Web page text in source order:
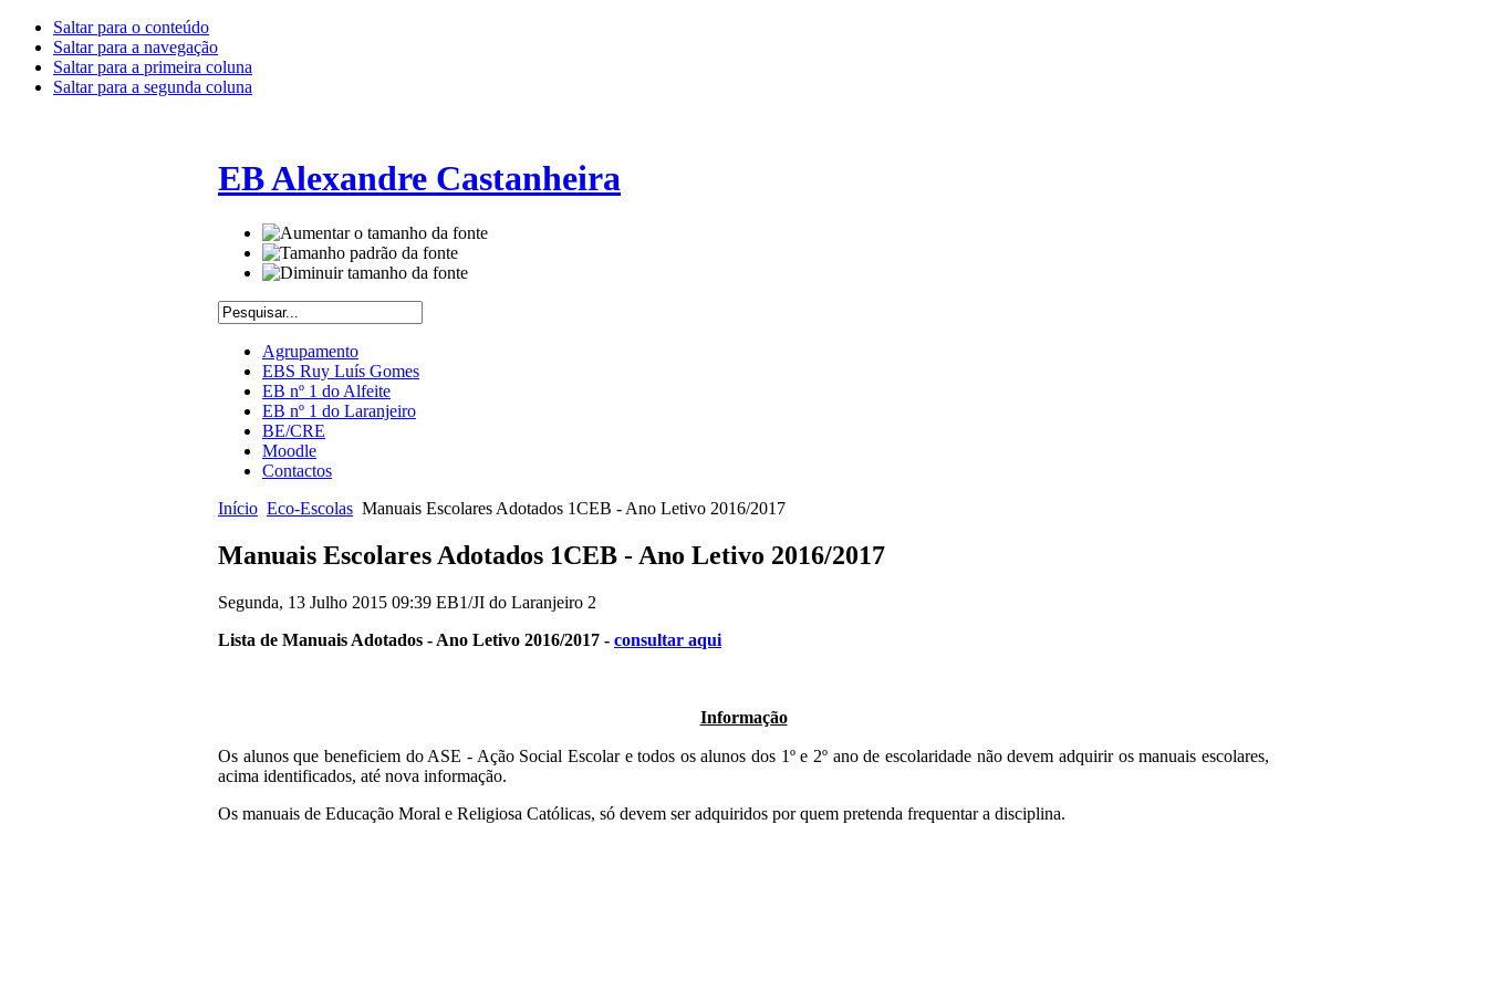
Saltar para o conteúdo
Saltar para a navegação
Saltar para a primeira coluna
Saltar para a segunda coluna
EB Alexandre Castanheira
Agrupamento
EBS Ruy Luís Gomes
EB nº 1 do Alfeite
EB nº 1 do Laranjeiro
BE/CRE
Moodle
Contactos
Início Eco-Escolas Manuais Escolares Adotados 1CEB - Ano Letivo 2016/2017
Manuais Escolares Adotados 1CEB - Ano Letivo 2016/2017
Segunda, 13 Julho 2015 09:39 EB1/JI do Laranjeiro 2
Lista de Manuais Adotados - Ano Letivo 2016/2017 - consultar aqui
Informação
Os alunos que beneficiem do ASE - Ação Social Escolar e todos os alunos dos 1º e 2º ano de escolaridade não devemadquirir osmanuaisescolares,
acima identificados, até nova informação.
Os manuais de Educação Moral e Religiosa Católicas, só devem ser adquiridos por quem pretenda frequentar a disciplina.